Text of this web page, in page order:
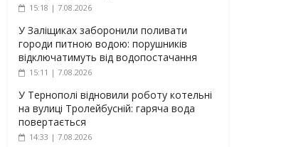
15:18 | 7.08.2026
У Заліщиках заборонили поливати
городи питною водою: порушників
відключатимуть від водопостачання
15:11 | 7.08.2026
У Тернополі відновили роботу котельні
на вулиці Тролейбусній: гаряча вода
повертається
14:33 | 7.08.2026